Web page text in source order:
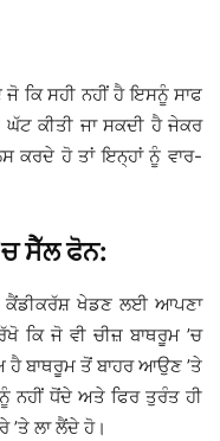
ਕਿ ਸਹੀ ਨਹੀਂ ਹੈ ਇਸਨੂੰ ਸਾਫ
ਕੀਤੀ ਜਾ ਸਕਦੀ ਹੈ ਜੇਕਰ
ਕਰਦੇ ਹੋ ਤਾਂ ਇਨ੍ਹਾਂ ਨੂੰ ਵਾਰ-
ਸੈੱਲ ਫੋਨ:
ਕੈਂਡੀਕਰੱਸ਼ ਖੇਡਣ ਲਈ ਆਪਣਾ
ਕਿ ਜੋ ਵੀ ਚੀਜ਼ ਬਾਥਰੂਮ ’ਚ
ਹੈ ਬਾਥਰੂਮ ਤੋਂ ਬਾਹਰ ਆਉਣ ’ਤੇ
ਧੋਂਦੇ ਅਤੇ ਫਿਰ ਤੁਰੰਤ ਹੀ
ਲਾ ਲੈਂਦੇ ਹੋ।